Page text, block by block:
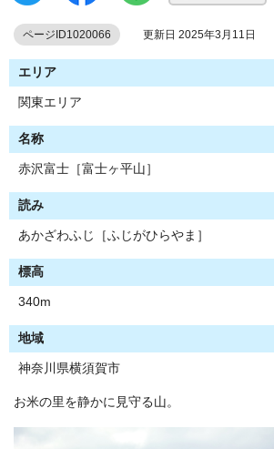
ページID1020066 更新日 2025年3月11日
エリア
関東エリア
名称
赤沢富士［富士ヶ平山］
読み
あかざわふじ［ふじがひらやま］
標高
340m
地域
神奈川県横須賀市
お米の里を静かに見守る山。